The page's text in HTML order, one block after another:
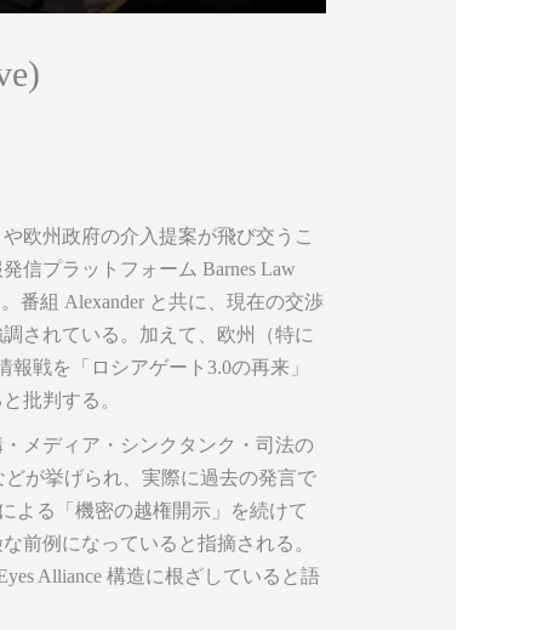
欧州政府の介入提案が飛び交うこ
信プラットフォーム Barnes Law
番組 Alexander と共に、現在の交渉
されている。加えて、欧州（特に
戦を「ロシアゲート3.0の再来」
批判する。
メディア・シンクタンク・司法の
どが挙げられ、実際に過去の発言で
よる「機密の越権開示」を続けて
前例になっていると指摘される。
Alliance 構造に根ざしていると語